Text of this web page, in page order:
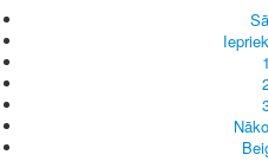
1